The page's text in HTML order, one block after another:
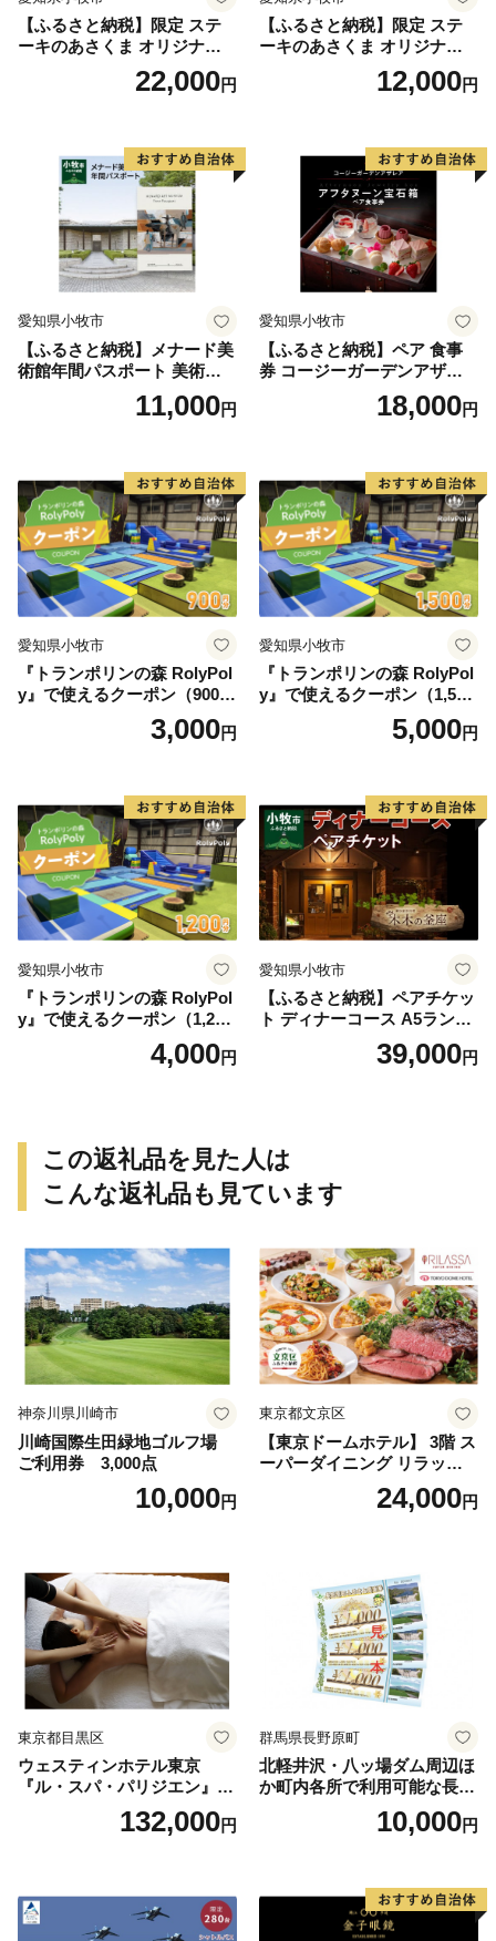
【ふるさと納税】限定 ステ
ーキのあさくま オリジナル
お食事券 6000円 お好きなメ
ニュー 好きなだけ コーンス
県 小牧店 小牧市 チケット 送
料無料
22,000円
【ふるさと納税】限定 ステ
ーキのあさくま オリジナル
お食事券 3000円 お好きなメ
ニュー 好きなだけ コーンス
県 小牧店 小牧市 チケット 送
12,000円
愛知県小牧市
【ふるさと納税】メナード美
術館年間パスポート 美術館
11,000円
愛知県小牧市
【ふるさと納税】ペア 食事
券 コージーガーデンアザレ
ア アフタヌーン宝石箱 ホテ
ル特製 デザート 6種類 サン
ティー チケット 券 2名様分
お祝 誕生日 記念日 名鉄小牧
ホテル 愛知県 小牧市 送料無
料
18,000円
愛知県小牧市
『トランポリンの森 RolyPol
y』で使えるクーポン（900
3,000円
愛知県小牧市
『トランポリンの森 RolyPol
y』で使えるクーポン（1,500
5,000円
愛知県小牧市
『トランポリンの森 RolyPol
y』で使えるクーポン（1,200
4,000円
愛知県小牧市
【ふるさと納税】ペアチケッ
ト ディナーコース A5ランク
飛騨牛 コース 記念日 お誕生
日 特別な日 完全個室 ノンア
県 小牧市 送料無料
39,000円
この返礼品を見た人は
こんな返礼品も見ています
神奈川県川崎市
川崎国際生田緑地ゴルフ場
ご利用券 3,000点
10,000円
東京都文京区
【東京ドームホテル】 3階 ス
ーパーダイニング リラッサ
ランチブッフェ お食事券 大
人1名様分 関東 東京 ご利用
24,000円
東京都目黒区
ウェスティンホテル東京
『ル・スパ・パリジエン』選
べるボディセラピー90分/1名
132,000円
群馬県長野原町
北軽井沢・八ッ場ダム周辺ほ
か町内各所で利用可能な長野
原町ふるさと感謝券（3,000
円分）【トラベル 観光 旅行
10,000円